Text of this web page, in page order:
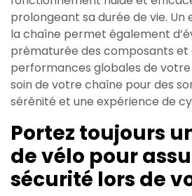
prolongeant sa durée de vie.
la chaîne permet également
prématurée des composants et
performances globales de
soin de votre chaîne pour des
sérénité et une expérience de
Portez toujours
de vélo pour
sécurité lors de